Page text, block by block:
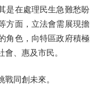
是在處理民生急難愁盼
方面，立法會需展現擔
角色，向特區政府積極
、惠及市民。
同創未來。